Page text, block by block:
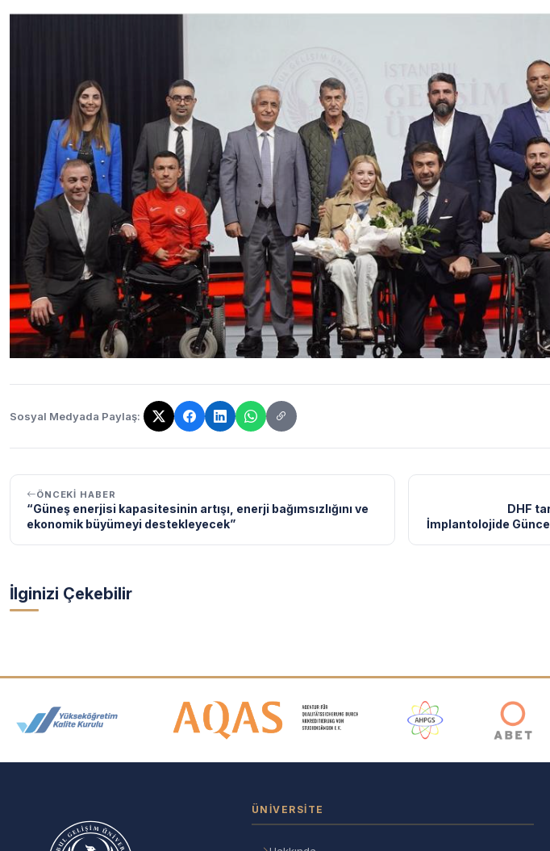
Sosyal Medyada Paylaş:
Bağlantı kopyalandı!
ÖNCEKI HABER
“Güneş enerjisi kapasitesinin artışı, enerji bağımsızlığını ve
ekonomik büyümeyi destekleyecek”
DHF
İmplantolojide
İlginizi Çekebilir
Akreditasyon ve Üyelik Logoları
ÜNIVERSITE